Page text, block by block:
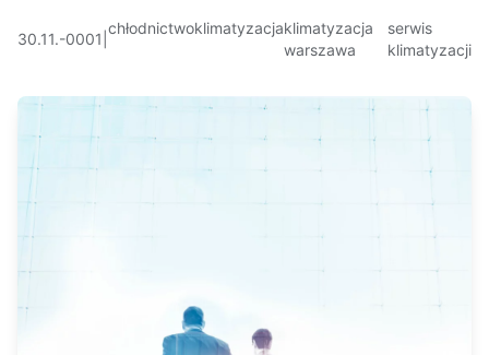
30.11.-0001
chłodnictwoklimatyzacjaklimatyzacja
warszawa
serwis
klimatyzacji